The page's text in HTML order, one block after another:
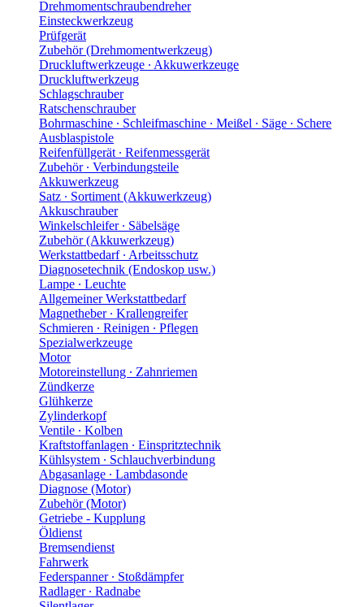
Drehmomentschraubendreher
Einsteckwerkzeug
Prüfgerät
Zubehör (Drehmomentwerkzeug)
Druckluftwerkzeuge ∙ Akkuwerkzeuge
Druckluftwerkzeug
Schlagschrauber
Ratschenschrauber
Bohrmaschine ∙ Schleifmaschine ∙ Meißel ∙ Säge ∙ Schere
Ausblaspistole
Reifenfüllgerät ∙ Reifenmessgerät
Zubehör ∙ Verbindungsteile
Akkuwerkzeug
Satz ∙ Sortiment (Akkuwerkzeug)
Akkuschrauber
Winkelschleifer ∙ Säbelsäge
Zubehör (Akkuwerkzeug)
Werkstattbedarf ∙ Arbeitsschutz
Diagnosetechnik (Endoskop usw.)
Lampe ∙ Leuchte
Allgemeiner Werkstattbedarf
Magnetheber ∙ Krallengreifer
Schmieren ∙ Reinigen ∙ Pflegen
Spezialwerkzeuge
Motor
Motoreinstellung ∙ Zahnriemen
Zündkerze
Glühkerze
Zylinderkopf
Ventile ∙ Kolben
Kraftstoffanlagen ∙ Einspritztechnik
Kühlsystem ∙ Schlauchverbindung
Abgasanlage ∙ Lambdasonde
Diagnose (Motor)
Zubehör (Motor)
Getriebe - Kupplung
Öldienst
Bremsendienst
Fahrwerk
Federspanner ∙ Stoßdämpfer
Radlager ∙ Radnabe